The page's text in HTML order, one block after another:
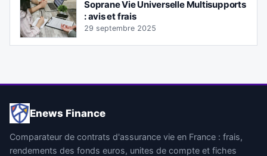
Soprane Vie Universelle Multisupports
: avis et frais
29 septembre 2025
Enews Finance
Comparateur de contrats d'assurance vie en France : frais,
rendements des fonds euros, unites de compte et fiches